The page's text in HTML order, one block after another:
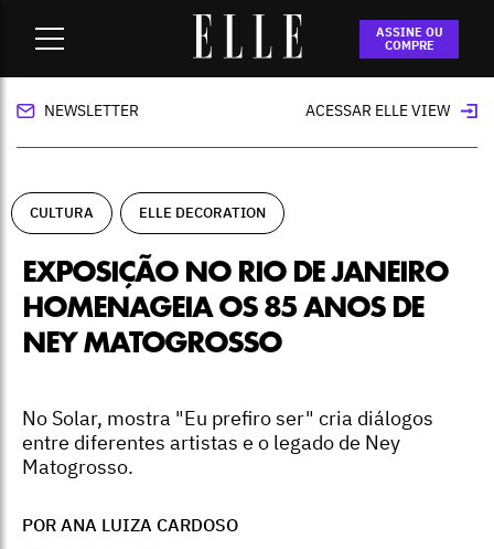
ASSINE OU
COMPRE
Exposição no Rio de Janeiro homenageia os
85 anos de Ney Matogrosso
NEWSLETTER ACESSAR ELLE VIEW
CULTURA ELLE DECORATION
EXPOSIÇÃO NO RIO DE JANEIRO
HOMENAGEIA OS 85 ANOS DE
NEY MATOGROSSO
No Solar, mostra "Eu prefiro ser" cria diálogos
entre diferentes artistas e o legado de Ney
Matogrosso.
POR ANA LUIZA CARDOSO